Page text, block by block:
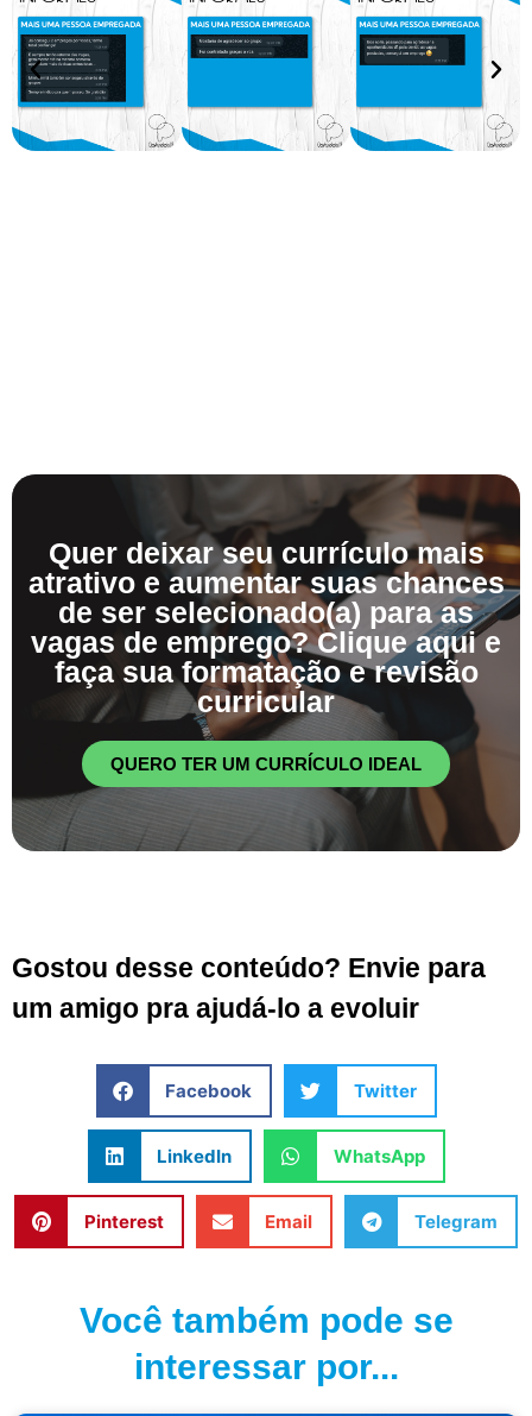
Quer deixar seu currículo mais
atrativo e aumentar suas chances
de ser selecionado(a) para as
vagas de emprego? Clique aqui e
faça sua formatação e revisão
curricular
QUERO TER UM CURRÍCULO IDEAL
Gostou desse conteúdo? Envie para
um amigo pra ajudá-lo a evoluir
Facebook Twitter
LinkedIn WhatsApp
Pinterest Email Telegram
Você também pode se
interessar por...